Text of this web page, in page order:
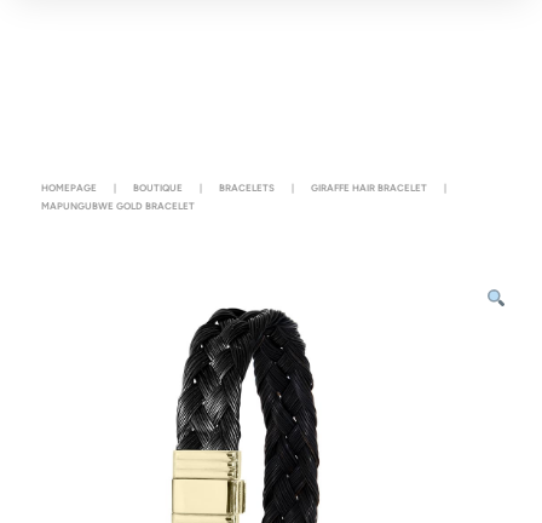
HOMEPAGE | BOUTIQUE | BRACELETS | GIRAFFE HAIR BRACELET
|
MAPUNGUBWE GOLD BRACELET